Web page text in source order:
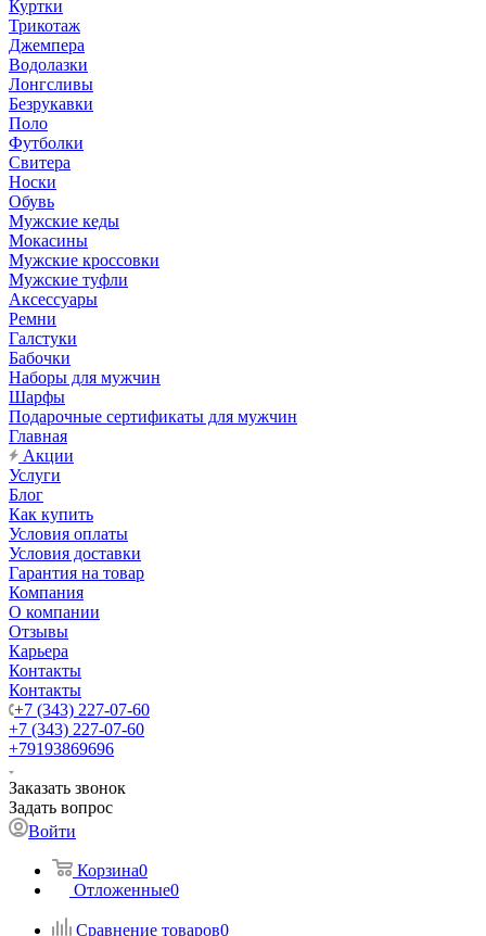
Куртки
Трикотаж
Джемпера
Водолазки
Лонгсливы
Безрукавки
Поло
Футболки
Свитера
Носки
Обувь
Мужские кеды
Мокасины
Мужские кроссовки
Мужские туфли
Аксессуары
Ремни
Галстуки
Бабочки
Наборы для мужчин
Шарфы
Подарочные сертификаты для мужчин
Главная
Акции
Услуги
Блог
Как купить
Условия оплаты
Условия доставки
Гарантия на товар
Компания
О компании
Отзывы
Карьера
Контакты
Контакты
+7 (343) 227-07-60
+7 (343) 227-07-60
+79193869696
Заказать звонок
Задать вопрос
Войти
Корзина0
Отложенные0
Сравнение товаров0